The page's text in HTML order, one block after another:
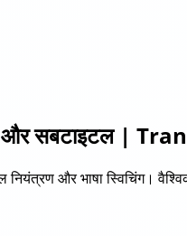
और सबटाइटल |
और भाषा स्विचिंग।